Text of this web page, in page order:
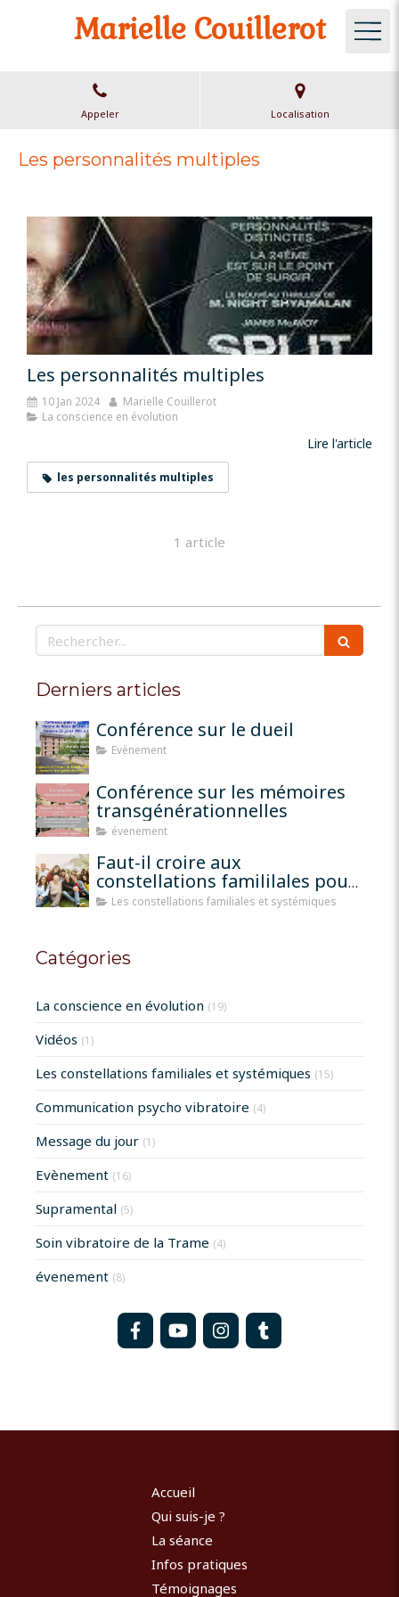
Marielle Couillerot
Appeler Localisation
Les personnalités multiples
Les personnalités multiples
10 Jan 2024
Marielle Couillerot
La conscience en évolution
Lire l'article
les personnalités multiples
1 article
Rechercher
Derniers articles
Conférence sur le dueil
Evènement
Conférence sur les mémoires
transgénérationnelles
évenement
Faut-il croire aux
constellations famililales pour
qu'elles fonctionnent?
Les constellations familiales et systémiques
Catégories
La conscience en évolution (19)
Vidéos (1)
Les constellations familiales et systémiques (15)
Communication psycho vibratoire (4)
Message du jour (1)
Evènement (16)
Supramental (5)
Soin vibratoire de la Trame (4)
évenement (8)
Accueil
Qui suis-je ?
La séance
Infos pratiques
Témoignages